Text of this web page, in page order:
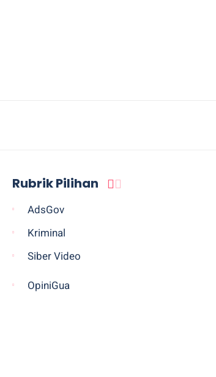
Rubrik Pilihan
AdsGov
Kriminal
Siber Video
OpiniGua